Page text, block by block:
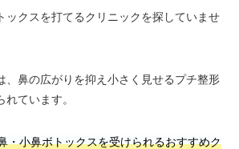
ックスを打てるクリニックを探していませ
、鼻の広がりを抑え小さく見せるプチ整形
ています。
・小鼻ボトックスを受けられるおすすめク